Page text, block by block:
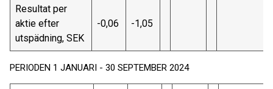
Resultat per
aktie efter
utspädning, SEK
-0,06 -1,05
PERIODEN 1 JANUARI - 30 SEPTEMBER 2024